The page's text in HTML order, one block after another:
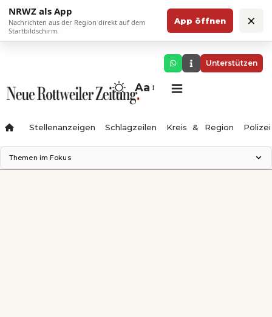
NRWZ als App
Nachrichten aus der Region direkt auf dem
Startbildschirm.
App öffnen ×
Unterstützen
Aa
Stellenanzeigen Schlagzeilen Kreis & Region Polizei
Themen im Fokus